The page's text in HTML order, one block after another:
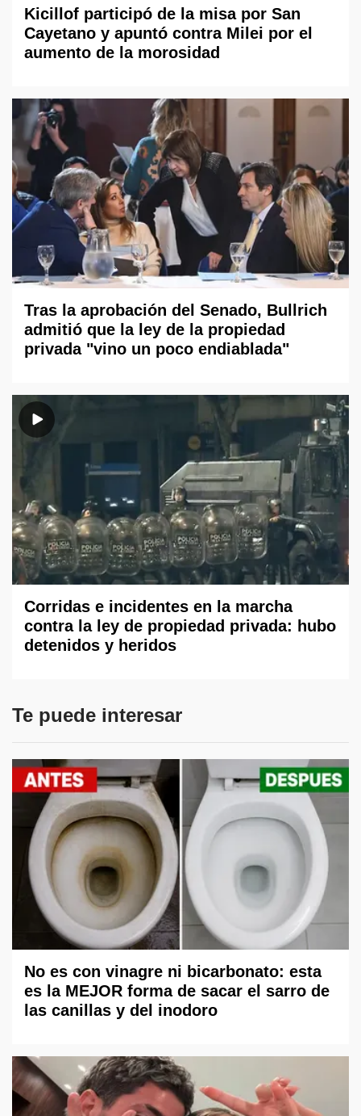
Kicillof participó de la misa por San
Cayetano y apuntó contra Milei por el
aumento de la morosidad
Tras la aprobación del Senado, Bullrich
admitió que la ley de la propiedad
privada "vino un poco endiablada"
Corridas e incidentes en la marcha
contra la ley de propiedad privada: hubo
detenidos y heridos
Te puede interesar
No es con vinagre ni bicarbonato: esta
es la MEJOR forma de sacar el sarro de
las canillas y del inodoro